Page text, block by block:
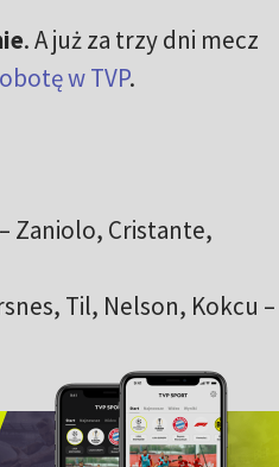
. A już za trzy dni mecz
w TVP.
Zaniolo, Cristante,
Til, Nelson, Kokcu –